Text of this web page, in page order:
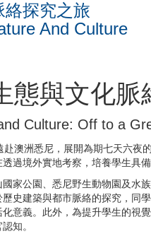
探究之旅
And Culture
態與文化
Culture: Off to a
澳洲悉尼，展開為期七天六夜
過境外實地考察，培養學生具
家公園、悉尼野生動物園及
史建築與都市脈絡的探究，
意義。此外，為提升學生的視
知。